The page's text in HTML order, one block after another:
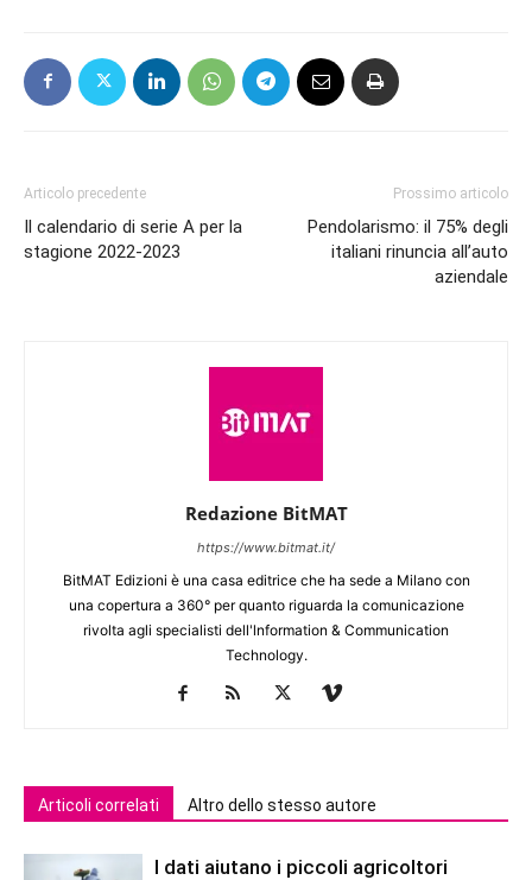
Articolo precedente
Il calendario di serie A per la
stagione 2022-2023
Prossimo articolo
Pendolarismo: il 75% degli
italiani rinuncia all’auto
aziendale
Redazione BitMAT
https://www.bitmat.it/
BitMAT Edizioni è una casa editrice che ha sede a Milano con
una copertura a 360° per quanto riguarda la comunicazione
rivolta agli specialisti dell'lnformation & Communication
Technology.
Articoli correlati Altro dello stesso autore
I dati aiutano i piccoli agricoltori